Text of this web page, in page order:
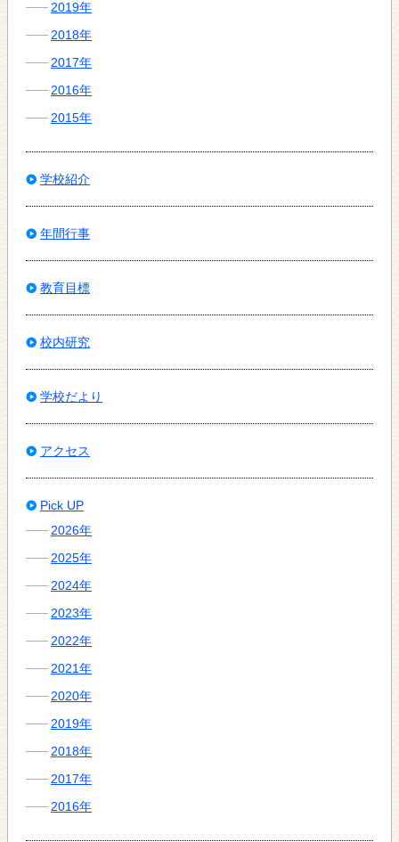
2019年
2018年
2017年
2016年
2015年
学校紹介
年間行事
教育目標
校内研究
学校だより
アクセス
Pick UP
2026年
2025年
2024年
2023年
2022年
2021年
2020年
2019年
2018年
2017年
2016年